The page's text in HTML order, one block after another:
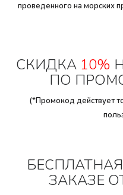
проведенного на морских
СКИДКА 10%
ПО
(*Промокод действует
ЗАКАЗЕ